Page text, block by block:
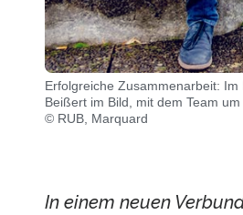
Erfolgreiche Zusammenarbeit:
Beißert im Bild, mit dem Team
© RUB, Marquard
In einem neuen